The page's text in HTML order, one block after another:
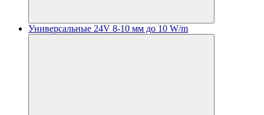
Универсальные 24V 8-10 мм до 10 W/m